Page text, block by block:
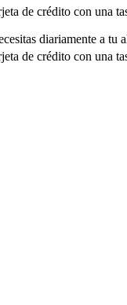
de crédito con una
diariamente a tu
de crédito con una